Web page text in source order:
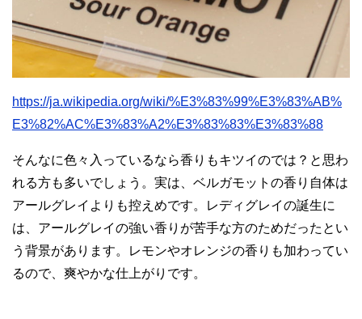
https://ja.wikipedia.org/wiki/%E3%83%99%E3%83%AB%
E3%82%AC%E3%83%A2%E3%83%83%E3%83%88
そんなに色々入っているなら香りもキツイのでは？と思わ
れる方も多いでしょう。実は、ベルガモットの香り自体は
アールグレイよりも控えめです。レディグレイの誕生に
は、アールグレイの強い香りが苦手な方のためだったとい
う背景があります。レモンやオレンジの香りも加わってい
るので、爽やかな仕上がりです。